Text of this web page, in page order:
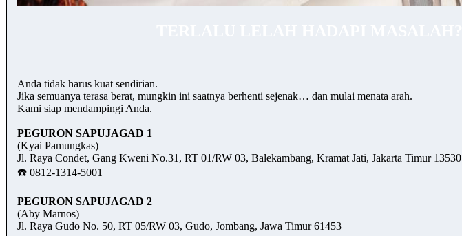
Anda tidak harus kuat sendirian.
Jika semuanya terasa berat, mungkin ini saatnya berhenti sejenak… dan mulai menata arah.
Kami siap mendampingi Anda.
PEGURON SAPUJAGAD 1
(Kyai Pamungkas)
Jl. Raya Condet, Gang Kweni No.31, RT 01/RW 03, Balekambang, Kramat Jati, Jakarta Timur 13530
☎️ 0812-1314-5001
PEGURON SAPUJAGAD 2
(Aby Marnos)
Jl. Raya Gudo No. 50, RT 05/RW 03, Gudo, Jombang, Jawa Timur 61453